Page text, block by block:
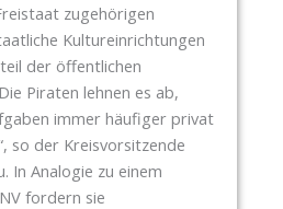
zugehörigen
Kultureinrichtungen
der öffentlichen
Piraten lehnen es ab,
immer häufiger privat
so der Kreisvorsitzende
In Analogie zu einem
fordern sie